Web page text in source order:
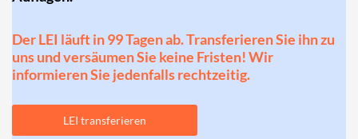
Der LEI läuft in 99 Tagen ab. Transferieren Sie ihn zu
uns und versäumen Sie keine Fristen! Wir
informieren Sie jedenfalls rechtzeitig.
LEI transferieren